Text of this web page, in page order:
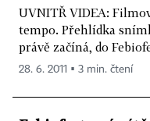
UVNITŘ VIDEA:
tempo. Přehlídka
právě začíná, do
28. 6. 2011 ▪ 3 min. čtení